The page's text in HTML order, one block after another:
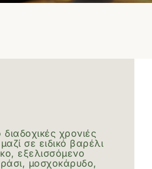
χρονιές
σε ειδικό βαρέλι
εξελισσόμενο
μοσχοκάρυδο,